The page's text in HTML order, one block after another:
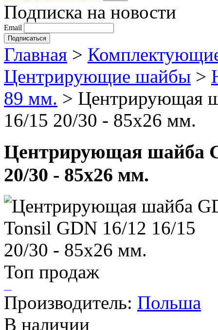
Подписка на новости
Email
Главная >
Центрирующие шайбы >
89 мм. > Центрирующая
16/15 20/30 - 85х26 мм.
Центрирующая шайба
20/30 - 85х26 мм.
Топ продаж
Производитель: Польша
В наличии